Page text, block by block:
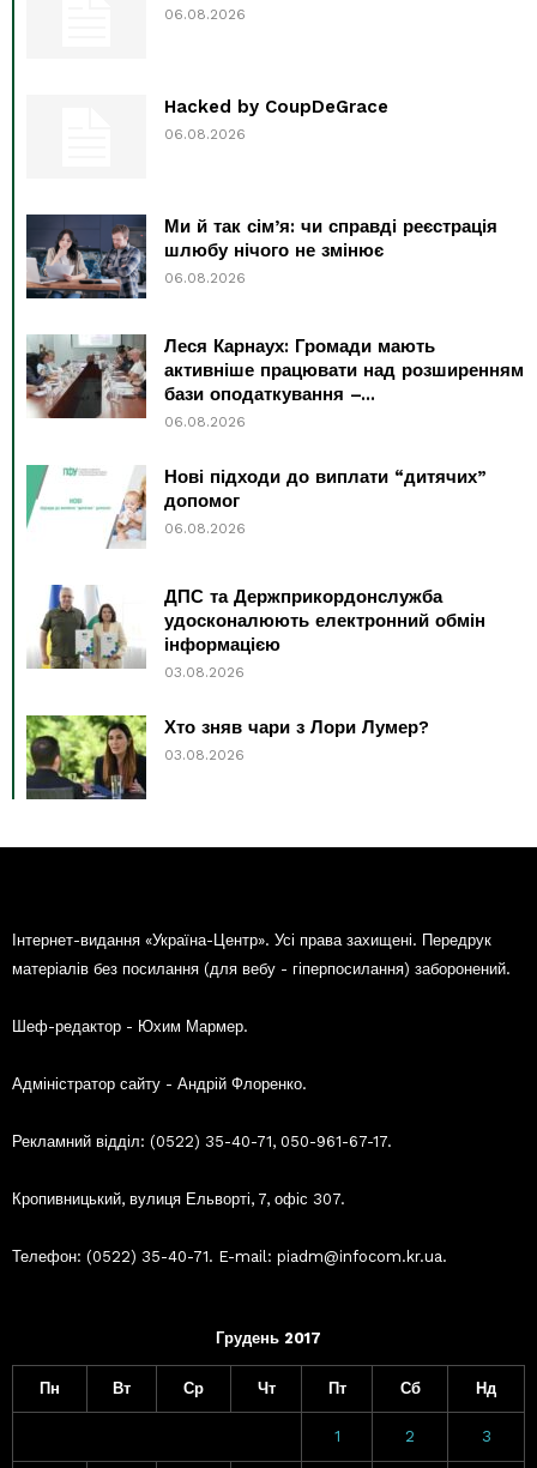
06.08.2026
Hacked by CoupDeGrace
06.08.2026
Ми й так сім’я: чи справді реєстрація
шлюбу нічого не змінює
06.08.2026
Леся Карнаух: Громади мають
активніше працювати над розширенням
бази оподаткування –...
06.08.2026
Нові підходи до виплати “дитячих”
допомог
06.08.2026
ДПС та Держприкордонслужба
удосконалюють електронний обмін
інформацією
03.08.2026
Хто зняв чари з Лори Лумер?
03.08.2026
Інтернет-видання «Україна-Центр». Усі права захищені. Передрук
матеріалів без посилання (для вебу - гіперпосилання) заборонений.
Шеф-редактор - Юхим Мармер.
Адміністратор сайту - Андрій Флоренко.
Рекламний відділ: (0522) 35-40-71, 050-961-67-17.
Кропивницький, вулиця Ельворті, 7, офіс 307.
Телефон: (0522) 35-40-71. E-mail: piadm@infocom.kr.ua.
Грудень 2017
Пн Вт Ср Чт Пт Сб Нд
1 2 3